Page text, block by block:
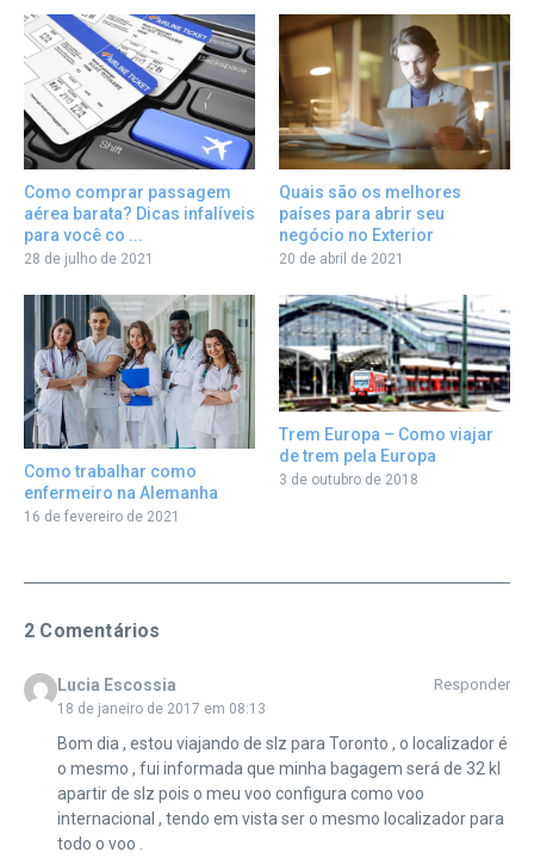
Como comprar passagem
aérea barata? Dicas infalíveis
para você co ...
28 de julho de 2021
Quais são os melhores
países para abrir seu
negócio no Exterior
20 de abril de 2021
Como trabalhar como
enfermeiro na Alemanha
16 de fevereiro de 2021
Trem Europa – Como viajar
de trem pela Europa
3 de outubro de 2018
2 Comentários
Lucia Escossia
18 de janeiro de 2017 em 08:13
Responder
Bom dia , estou viajando de slz para Toronto , o localizador é
o mesmo , fui informada que minha bagagem será de 32 kl
apartir de slz pois o meu voo configura como voo
internacional , tendo em vista ser o mesmo localizador para
todo o voo .